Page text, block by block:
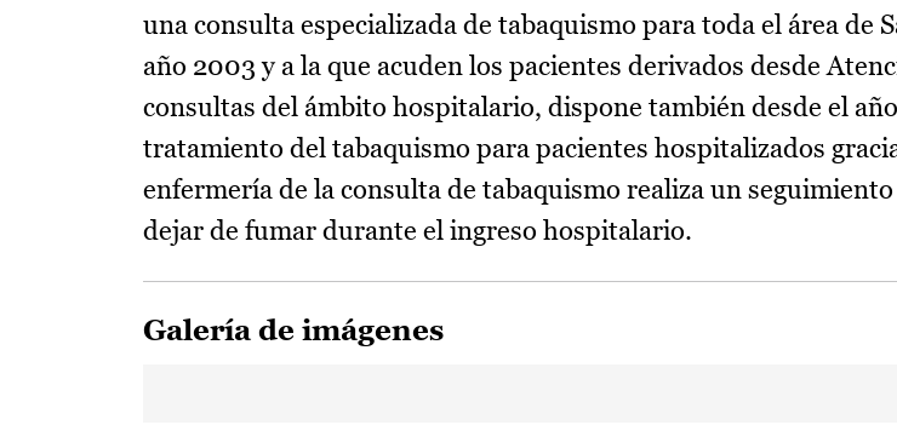
una consulta especializada de tabaquismo para toda el área de
año 2003 y a la que acuden los pacientes derivados desde
consultas del ámbito hospitalario, dispone también desde el
tratamiento del tabaquismo para pacientes hospitalizados
enfermería de la consulta de tabaquismo realiza un
dejar de fumar durante el ingreso hospitalario.
Galería de imágenes